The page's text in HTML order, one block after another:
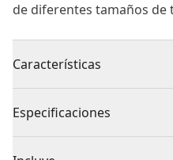
de diferentes tamaños de
Características
El hilo en espiral corta un
Especificaciones